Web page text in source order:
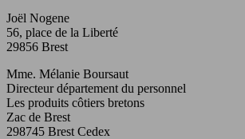
Joël Nogene
56, place de la Liberté
29856 Brest
Mme. Mélanie Boursaut
Directeur département du personnel
Les produits côtiers bretons
Zac de Brest
298745 Brest Cedex